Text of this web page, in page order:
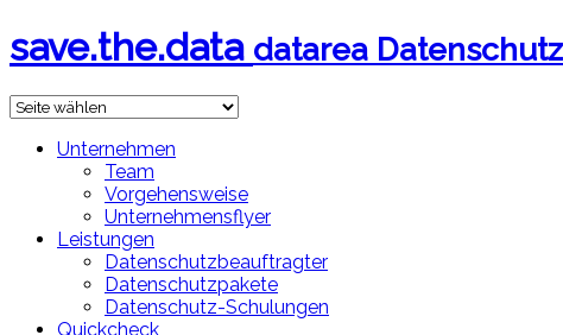
save.the.data datarea
Unternehmen
Team
Vorgehensweise
Unternehmensflyer
Leistungen
Datenschutzbeauftragter
Datenschutzpakete
Datenschutz-Schulungen
Quickcheck